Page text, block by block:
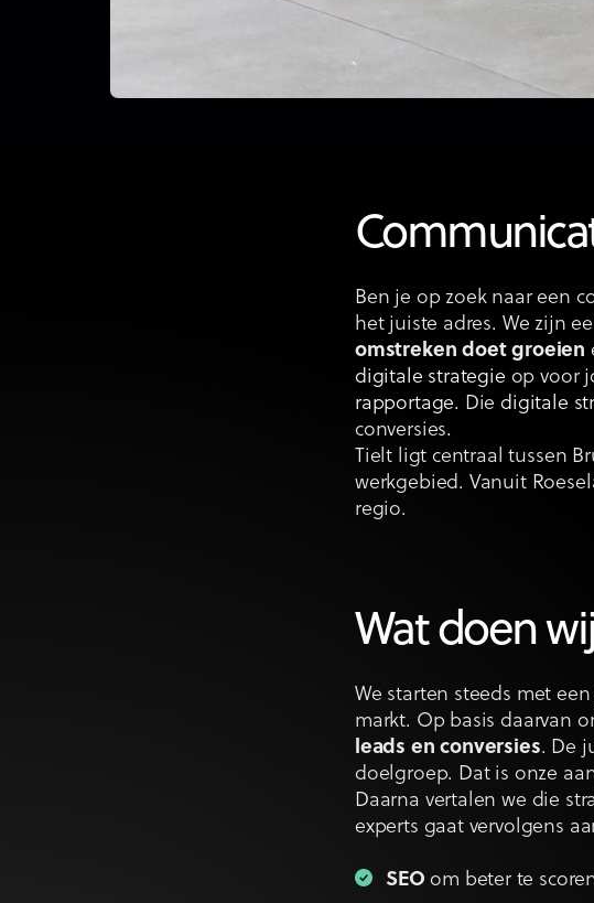
Ben je op zoek naar een
het juiste adres. We zijn
omstreken doet groeien
digitale strategie op voor
rapportage. Diedigitale
conversies.
Tielt ligt centraal tussen
werkgebied. Vanuit
regio.
Wat doen
We starten steeds met
markt. Op basis daarvan
leads en conversies. De
doelgroep. Dat is onze
Daarna vertalen we die
experts gaat vervolgens
SEO om beter te